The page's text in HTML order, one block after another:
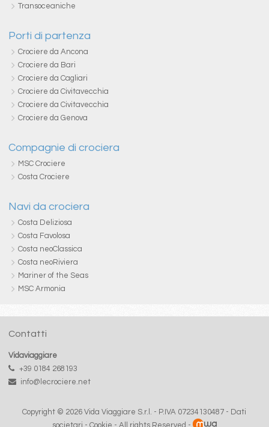
Transoceaniche
Porti di partenza
Crociere da Ancona
Crociere da Bari
Crociere da Cagliari
Crociere da Civitavecchia
Crociere da Civitavecchia
Crociere da Genova
Compagnie di crociera
MSC Crociere
Costa Crociere
Navi da crociera
Costa Deliziosa
Costa Favolosa
Costa neoClassica
Costa neoRiviera
Mariner of the Seas
MSC Armonia
Contatti
Vidaviaggiare
+39 0184 268193
info@lecrociere.net
Copyright © 2026 Vida Viaggiare S.r.l. - P.IVA 07234130487 - Dati
societari - Cookie - All rights Reserved -